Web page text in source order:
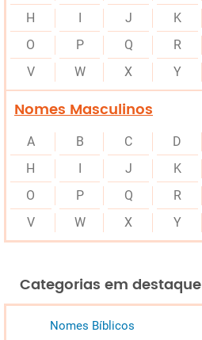
H
J K
O
P Q R
V
W X Y
Nomes Masculinos
A B C D
H
J K
O
P Q R
V
W X Y
Categorias em destaque
Nomes Bíblicos